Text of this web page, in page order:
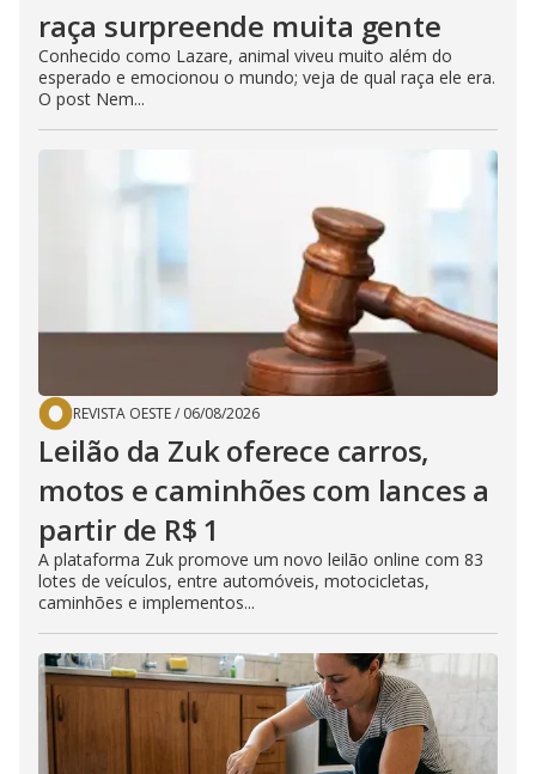
raça surpreende muita gente
Conhecido como Lazare, animal viveu muito além do
esperado e emocionou o mundo; veja de qual raça ele era.
O post Nem...
REVISTA OESTE/ 06/08/2026
Leilão da Zuk oferece carros,
motos e caminhões com lances a
partir de R$ 1
A plataforma Zuk promove um novo leilão online com 83
lotes de veículos, entre automóveis, motocicletas,
caminhões e implementos...